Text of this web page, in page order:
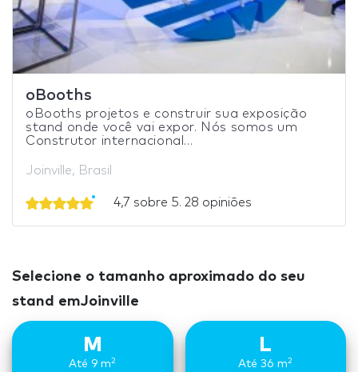
oBooths
oBooths projetos e construir sua exposição
stand onde você vai expor. Nós somos um
Construtor internacional...
Joinville, Brasil
4,7 sobre 5. 28 opiniões
Selecione o tamanho aproximado do seu
stand emJoinville
M
Até 9 m2
L
Até 36 m2